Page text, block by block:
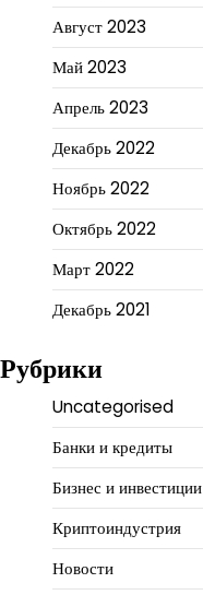
Август 2023
Май 2023
Апрель 2023
Декабрь 2022
Ноябрь 2022
Октябрь 2022
Март 2022
Декабрь 2021
Рубрики
Uncategorised
Банки и кредиты
Бизнес и инвестиции
Криптоиндустрия
Новости